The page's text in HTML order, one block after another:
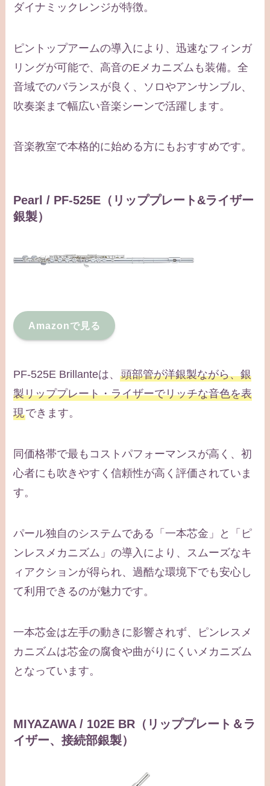
ダイナミックレンジが特徴。
ピントップアームの導入により、迅速なフィンガ
リングが可能で、高音のEメカニズムも装備。全
音域でのバランスが良く、ソロやアンサンブル、
吹奏楽まで幅広い音楽シーンで活躍します。
音楽教室で本格的に始める方にもおすすめです。
Pearl / PF-525E（リッププレート&ライザー
銀製）
Amazonで見る
PF-525E Brillanteは、頭部管が洋銀製ながら、銀
製リッププレート・ライザーでリッチな音色を表
現できます。
同価格帯で最もコストパフォーマンスが高く、初
心者にも吹きやすく信頼性が高く評価されていま
す。
パール独自のシステムである「一本芯金」と「ピ
ンレスメカニズム」の導入により、スムーズなキ
ィアクションが得られ、過酷な環境下でも安心し
て利用できるのが魅力です。
一本芯金は左手の動きに影響されず、ピンレスメ
カニズムは芯金の腐食や曲がりにくいメカニズム
となっています。
MIYAZAWA / 102E BR（リッププレート＆ラ
イザー、接続部銀製）